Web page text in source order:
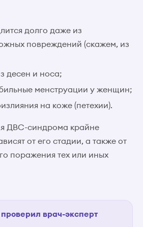
долго даже из
повреждений (скажем, из
десен и носа;
менструации у женщин;
на коже (петехии).
ДВС-синдрома крайне
от его стадии, а также от
поражения тех или иных
врач-эксперт